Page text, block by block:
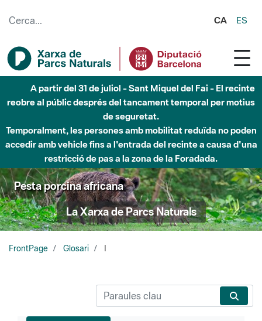
CA ES
A partir del 31 de juliol - Sant Miquel del Fai - El recinte
reobre al públic després del tancament temporal per motius
de seguretat.
Temporalment, les persones amb mobilitat reduïda no poden
accedir amb vehicle fins a l'entrada del recinte a causa d'una
restricció de pas a la zona de la Foradada.
Pesta porcina africana
La Xarxa de Parcs Naturals
FrontPage Glosari